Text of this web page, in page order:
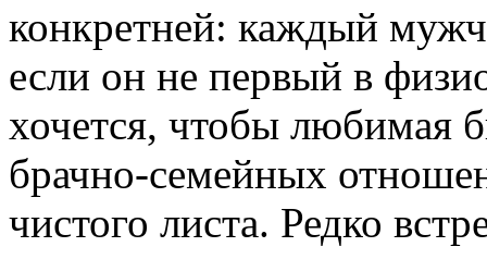
конкретней: каждый
если он не первый в
хочется, чтобы любимая
брачно-семейных
чистого листа. Редко